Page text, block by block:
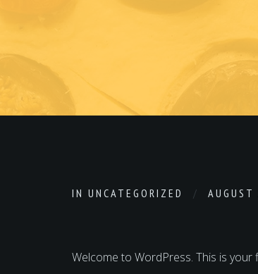
IN UNCATEGORIZED
Welcome to WordPress. This is